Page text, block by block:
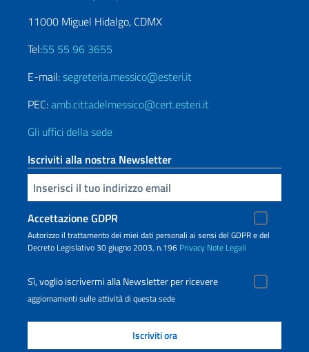
11000 Miguel Hidalgo, CDMX
Tel:55 55 96 3655
E-mail:segreteria.messico@esteri.it
PEC:amb.cittadelmessico@cert.esteri.it
Gli uffici della sede
Iscriviti alla nostra Newsletter
Inserisci la tua email
Accettazione GDPR
Autorizzo il trattamento dei miei dati personali ai sensi del GDPR e del
Decreto Legislativo 30 giugno 2003, n.196 Privacy Note Legali
Sì, voglio iscrivermi alla Newsletter per ricevere
aggiornamenti sulle attività di questa sede